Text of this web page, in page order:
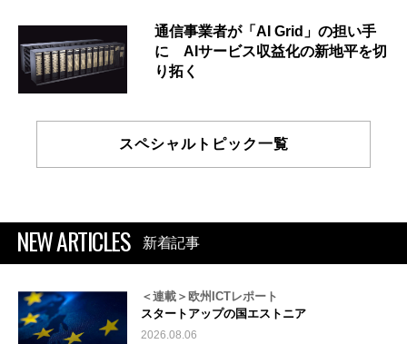
通信事業者が「AI Grid」の担い手
に AIサービス収益化の新地平を切
り拓く
スペシャルトピック一覧
NEW ARTICLES 新着記事
＜連載＞欧州ICTレポート
スタートアップの国エストニア
2026.08.06